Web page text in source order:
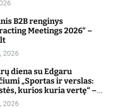
B2B renginys
Meetings 2026“ –
2026
diena su Edgaru
„Sportas ir verslas:
kurios kuria vertę“ –
2026